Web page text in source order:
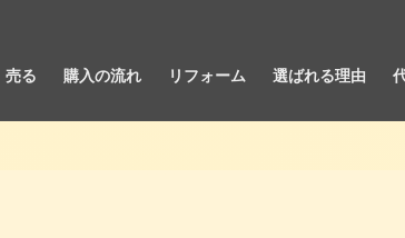
売る 購入の流れ リフォーム 選ばれる理由